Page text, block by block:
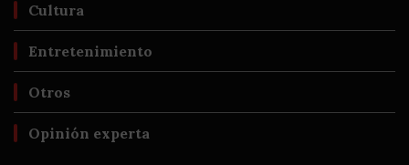
Cultura
Entretenimiento
Otros
Opinión experta